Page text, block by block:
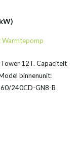
Warmtepomp
12T. Capaciteit
binnenunit:
240CD-GN8-B